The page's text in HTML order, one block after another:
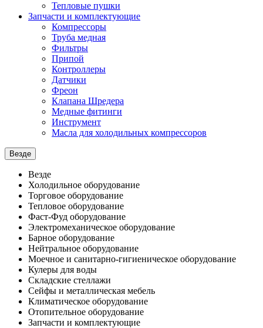
Тепловые пушки
Запчасти и комплектующие
Компрессоры
Труба медная
Фильтры
Припой
Контроллеры
Датчики
Фреон
Клапана Шредера
Медные фитинги
Инструмент
Масла для холодильных компрессоров
Везде
Везде
Холодильное оборудование
Торговое оборудование
Тепловое оборудование
Фаст-Фуд оборудование
Электромеханическое оборудование
Барное оборудование
Нейтральное оборудование
Моечное и санитарно-гигиеническое оборудование
Кулеры для воды
Складские стеллажи
Сейфы и металлическая мебель
Климатическое оборудование
Отопительное оборудование
Запчасти и комплектующие